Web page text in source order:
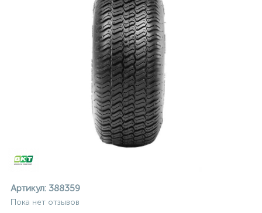
Артикул: 388359
Пока нет отзывов